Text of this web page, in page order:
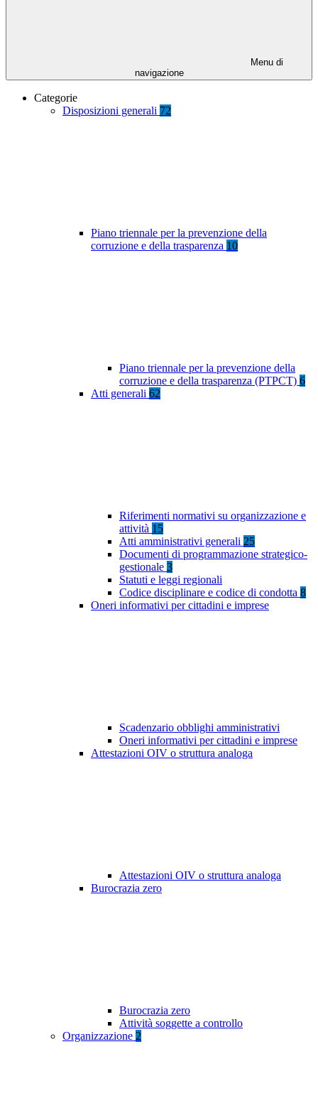
Menu di
navigazione
Categorie
Disposizioni generali 72
Piano triennale per la prevenzione della
corruzione e della trasparenza 10
Piano triennale per la prevenzione della
corruzione e della trasparenza (PTPCT) 6
Atti generali 62
Riferimenti normativi su organizzazione e
attività 15
Atti amministrativi generali 25
Documenti di programmazione strategico-
gestionale 3
Statuti e leggi regionali
Codice disciplinare e codice di condotta 8
Oneri informativi per cittadini e imprese
Scadenzario obblighi amministrativi
Oneri informativi per cittadini e imprese
Attestazioni OIV o struttura analoga
Attestazioni OIV o struttura analoga
Burocrazia zero
Burocrazia zero
Attività soggette a controllo
Organizzazione 2